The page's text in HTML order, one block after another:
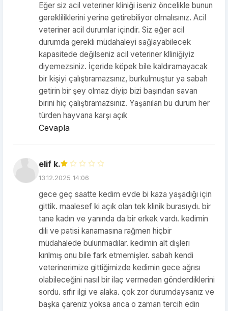
Eğer siz acil veteriner kliniği iseniz öncelikle bunun
gerekliliklerini yerine getirebiliyor olmalısınız. Acil
veteriner acil durumlar içindir. Siz eğer acil
durumda gerekli müdahaleyi sağlayabilecek
kapasitede değilseniz acil veteriner klliniğiyiz
diyemezsiniz. İçeride köpek bile kaldıramayacak
bir kişiyi çalıştıramazsınız, burkulmuştur ya sabah
getirin bir şey olmaz diyip bizi başından savan
birini hiç çalıştıramazsınız. Yaşanılan bu durum her
türden hayvana karşı açık
Cevapla
elif k.
13.12.2025 14:06
gece geç saatte kedim evde bi kaza yaşadığı için
gittik. maalesef ki açık olan tek klinik burasıydı. bir
tane kadın ve yanında da bir erkek vardı. kedimin
dili ve patisi kanamasına rağmen hiçbir
müdahalede bulunmadılar. kedimin alt dişleri
kırılmış onu bile fark etmemişler. sabah kendi
veterinerimize gittiğimizde kedimin gece ağrısı
olabileceğini nasıl bir ilaç vermeden gönderdiklerini
sordu. sıfır ilgi ve alaka. çok zor durumdaysanız ve
başka çareniz yoksa anca o zaman tercih edin